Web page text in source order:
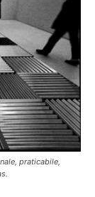
praticabile,